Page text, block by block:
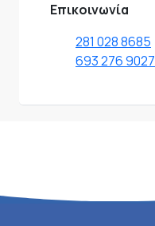
Επικοινωνία
281 028 8685
693 276 9027